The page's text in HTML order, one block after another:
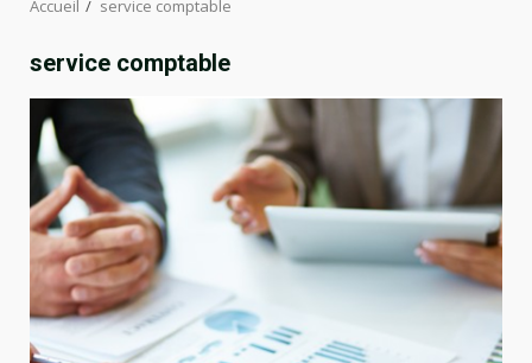
Accueil service comptable
service comptable